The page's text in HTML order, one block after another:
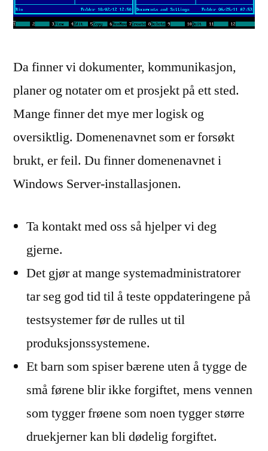
Da finner vi dokumenter, kommunikasjon,
planer og notater om et prosjekt på ett sted.
Mange finner det mye mer logisk og
oversiktlig. Domenenavnet som er forsøkt
brukt, er feil. Du finner domenenavnet i
Windows Server-installasjonen.
Ta kontakt med oss så hjelper vi deg
gjerne.
Det gjør at mange systemadministratorer
tar seg god tid til å teste oppdateringene på
testsystemer før de rulles ut til
produksjonssystemene.
Et barn som spiser bærene uten å tygge de
små førene blir ikke forgiftet, mens vennen
som tygger frøene som noen tygger større
druekjerner kan bli dødelig forgiftet.